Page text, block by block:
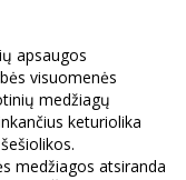
apsaugos
visuomenės
medžiagų
keturiolika
medžiagos atsiranda